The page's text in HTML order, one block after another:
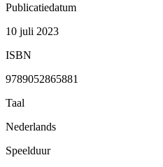
Publicatiedatum
10 juli 2023
ISBN
9789052865881
Taal
Nederlands
Speelduur